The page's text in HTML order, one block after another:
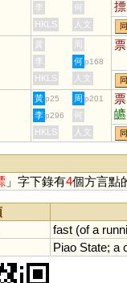
摽
穮
猋
李
何
HKLS
人文
黃 周 票
李 何 p168
HKLS 人文
黃 p25 周 p201 票
皫
李 p296
何
HKLS
人文
」字下錄有4個方言點
fast(of a
Piao State; a